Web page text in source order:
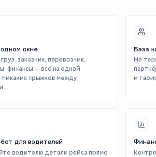
окне
заказчик, перевозчик,
финансы — всё на одной
Никаких прыжков между
База
Не
и
для водителей
водителю детали рейса прямо